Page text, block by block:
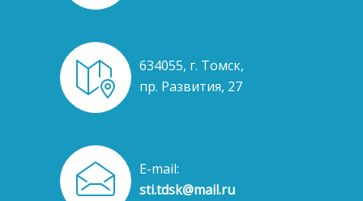
634055, г. Томск,
пр. Развития, 27
E-mail:
sti.tdsk@mail.ru